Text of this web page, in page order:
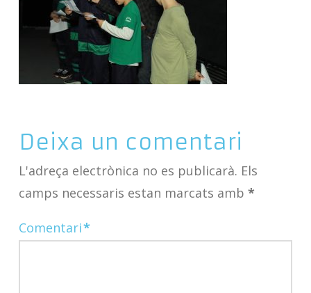
Deixa un comentari
L'adreça electrònica no es publicarà. Els
camps necessaris estan marcats amb *
Comentari*